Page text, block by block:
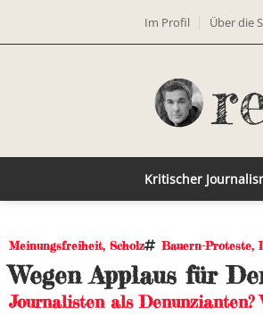
Im Profil Über die
Kritischer
Meinungsfreiheit, Scholz Bauern-Proteste,
Wegen Applaus für
Journalisten als